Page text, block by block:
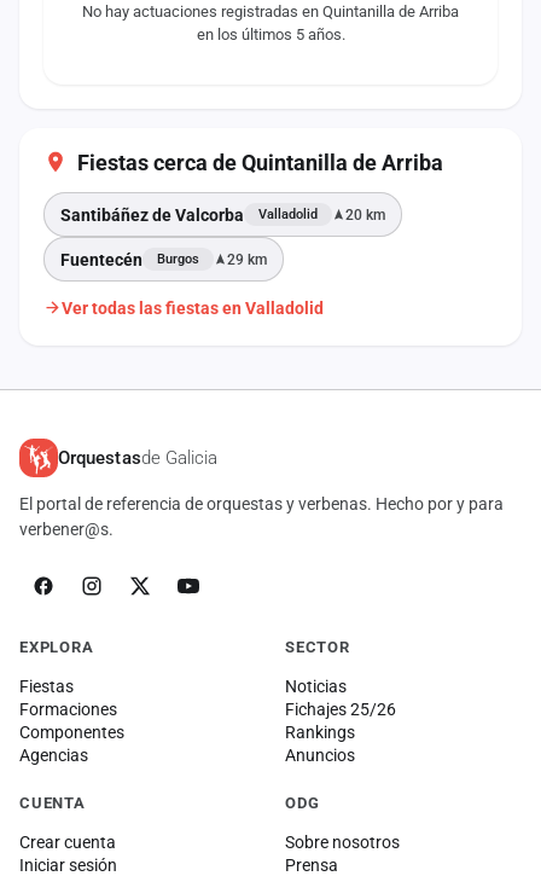
No hay actuaciones registradas en Quintanilla de Arriba
en los últimos 5 años.
Fiestas cerca de Quintanilla de Arriba
Santibáñez de Valcorba Valladolid 20 km
Fuentecén Burgos 29 km
Ver todas las fiestas en Valladolid
Orquestasde Galicia
El portal de referencia de orquestas y verbenas. Hecho por y para
verbener@s.
EXPLORA
Fiestas
Formaciones
Componentes
Agencias
SECTOR
Noticias
Fichajes 25/26
Rankings
Anuncios
CUENTA
Crear cuenta
Iniciar sesión
ODG
Sobre nosotros
Prensa